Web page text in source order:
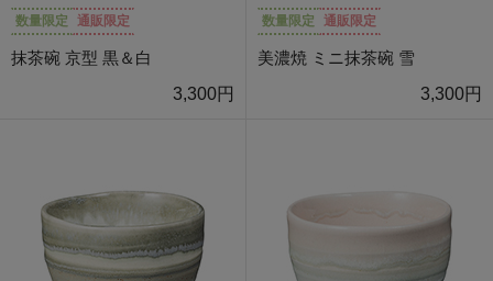
数量限定 通販限定
抹茶碗 京型 黒＆白
3,300円
数量限定 通販限定
美濃焼 ミニ抹茶碗 雪
3,300円